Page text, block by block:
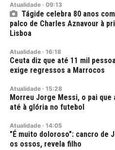
Atualidade · 09:13
Tágide celebra 80 anos
palco de Charles Aznavour à
Lisboa
Atualidade · 16:18
Ceuta diz que até 11 mil
exige regressos a Marrocos
Atualidade · 15:28
Morreu Jorge Messi, o pai que
até à glória no futebol
Atualidade · 14:05
"É muito doloroso": cancro de
os ossos, revela filho